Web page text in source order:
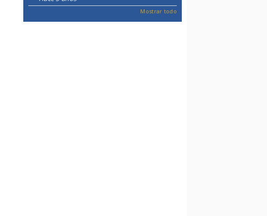
Mostrar todo